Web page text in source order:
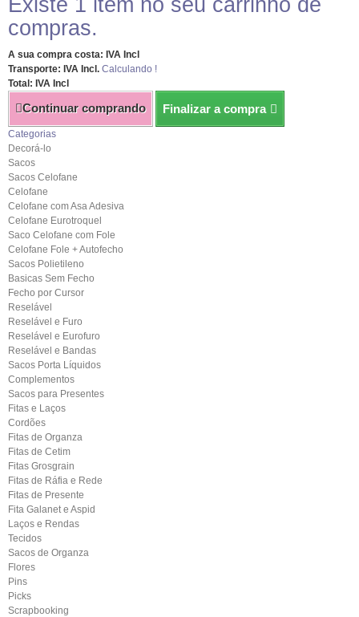
Existe 1 item no seu carrinho de
compras.
A sua compra costa: IVA Incl
Transporte: IVA Incl. Calculando !
Total: IVA Incl
Continuar comprando Finalizar a compra
Categorias
Decorá-lo
Sacos
Sacos Celofane
Celofane
Celofane com Asa Adesiva
Celofane Eurotroquel
Saco Celofane com Fole
Celofane Fole + Autofecho
Sacos Polietileno
Basicas Sem Fecho
Fecho por Cursor
Reselável
Reselável e Furo
Reselável e Eurofuro
Reselável e Bandas
Sacos Porta Líquidos
Complementos
Sacos para Presentes
Fitas e Laços
Cordões
Fitas de Organza
Fitas de Cetim
Fitas Grosgrain
Fitas de Ráfia e Rede
Fitas de Presente
Fita Galanet e Aspid
Laços e Rendas
Tecidos
Sacos de Organza
Flores
Pins
Picks
Scrapbooking